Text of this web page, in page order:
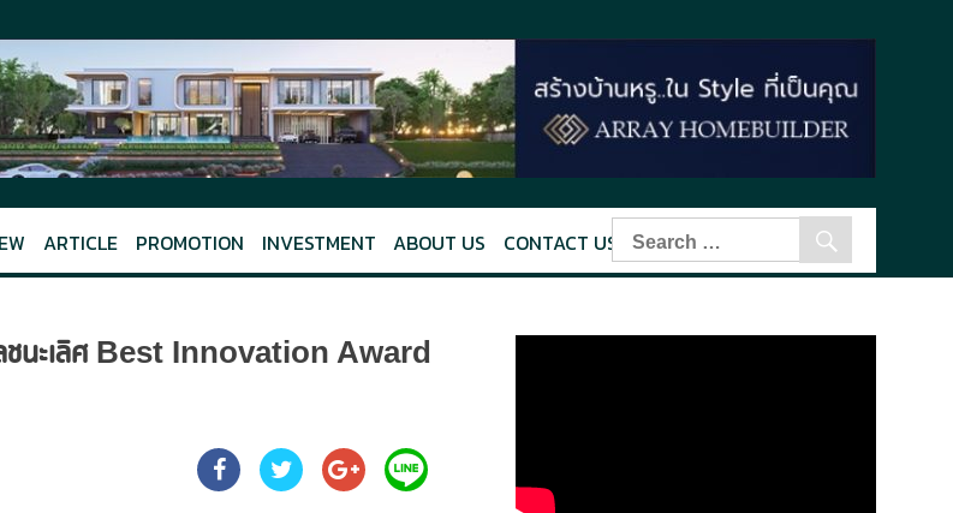
ARTICLE PROMOTION INVESTMENT ABOUT US CONTACT US
ชนะเลิศ Best Innovation Award